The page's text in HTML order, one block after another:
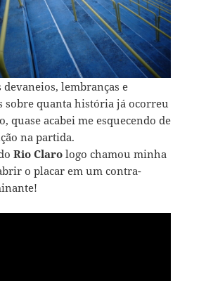
lembranças e
sobre quanta história já ocorreu
quase acabei me esquecendo de
na partida.
Rio Clarologo chamou minha
o placar em um contra-